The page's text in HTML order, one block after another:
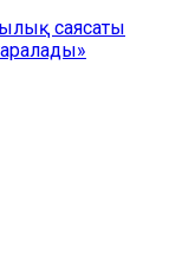
саясаты